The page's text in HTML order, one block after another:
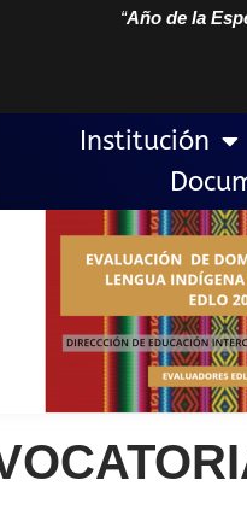
“Año de la
Institución